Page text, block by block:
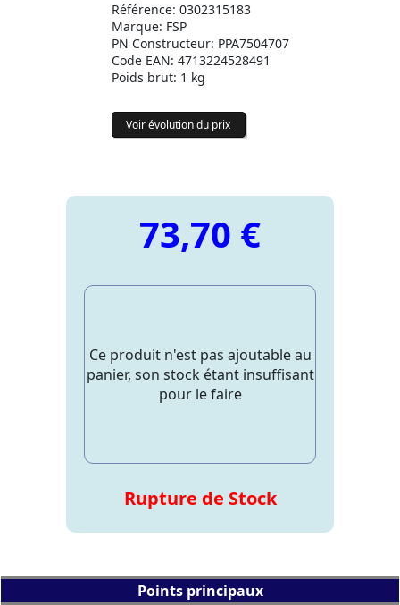
Référence: 0302315183
Marque: FSP
PN Constructeur: PPA7504707
Code EAN: 4713224528491
Poids brut: 1 kg
Voir évolution du prix
73,70 €
Ce produit n'est pas ajoutable au
panier, son stock étant insuffisant
pour le faire
Rupture de Stock
Points principaux